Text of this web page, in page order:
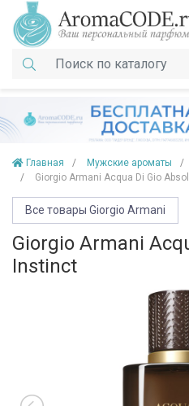
Главная Мужские ароматы
Giorgio Armani Acqua Di Gio
Все товары Giorgio Armani
Giorgio Armani
Instinct